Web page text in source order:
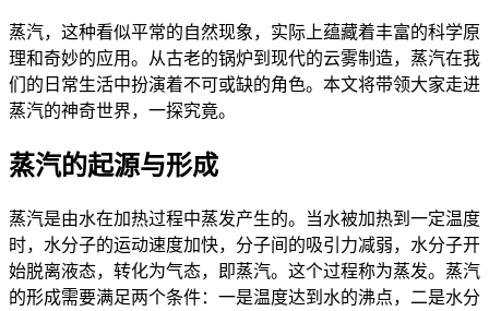
蒸汽，这种看似平常的自然现象，实际上蕴藏着丰富的科学原
理和奇妙的应用。从古老的锅炉到现代的云雾制造，蒸汽在我
们的日常生活中扮演着不可或缺的角色。本文将带领大家走进
蒸汽的神奇世界，一探究竟。
蒸汽的起源与形成
蒸汽是由水在加热过程中蒸发产生的。当水被加热到一定温度
时，水分子的运动速度加快，分子间的吸引力减弱，水分子开
始脱离液态，转化为气态，即蒸汽。这个过程称为蒸发。蒸汽
的形成需要满足两个条件：一是温度达到水的沸点，二是水分